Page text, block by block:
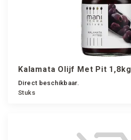
Kalamata Olijf Met Pit 1,8kg
Direct beschikbaar.
Stuks